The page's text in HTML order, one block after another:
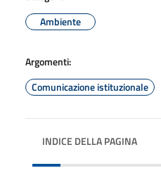
Ambiente
Argomenti:
Comunicazione istituzionale
INDICE DELLA PAGINA